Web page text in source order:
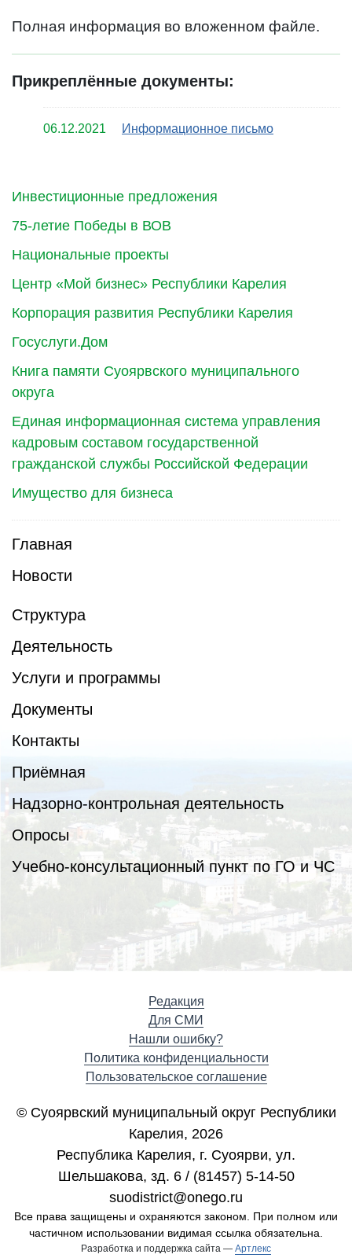
Инвестиционные предложения
75-летие Победы в ВОВ
Национальные проекты
Центр «Мой бизнес» Республики Карелия
Корпорация развития Республики Карелия
Госуслуги.Дом
Книга памяти Суоярвского муниципального
округа
Единая информационная система управления
кадровым составом государственной
гражданской службы Российской Федерации
Имущество для бизнеса
Главная
Новости
Структура
Деятельность
Услуги и программы
Документы
Контакты
Приёмная
Надзорно-контрольная деятельность
Опросы
Учебно-консультационный пункт по ГО и ЧС
Полная информация во вложенном файле.
Прикреплённые документы:
06.12.2021 Информационное письмо
Редакция
Для СМИ
Нашли ошибку?
Политика конфиденциальности
Пользовательское соглашение
© Суоярвский муниципальный округ Республики
Карелия, 2026
Республика Карелия, г. Cуоярви, ул.
Шельшакова, зд. 6 / (81457) 5-14-50
suodistrict@onego.ru
Все права защищены и охраняются законом. При полном или
частичном использовании видимая ссылка обязательна.
Разработка и поддержка сайта — Артлекс